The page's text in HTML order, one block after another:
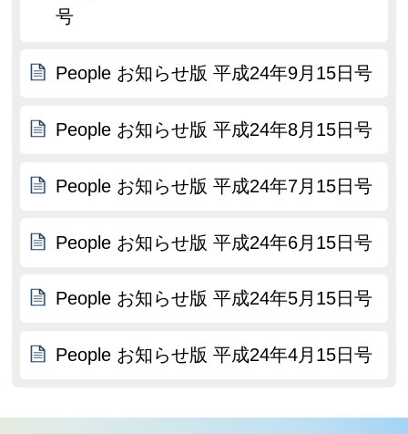
号
People お知らせ版 平成24年9月15日号
People お知らせ版 平成24年8月15日号
People お知らせ版 平成24年7月15日号
People お知らせ版 平成24年6月15日号
People お知らせ版 平成24年5月15日号
People お知らせ版 平成24年4月15日号